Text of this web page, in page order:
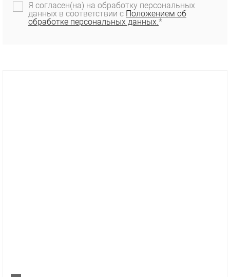
Я согласен(на) на обработку персональных
данных в соответствии с Положением об
обработке персональных данных.*